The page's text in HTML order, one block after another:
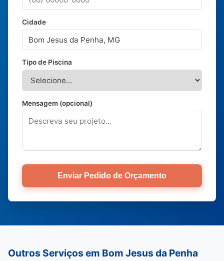
Cidade
Tipo de Piscina
Mensagem (opcional)
Enviar Pedido de Orçamento
Outros Serviços em Bom Jesus da Penha